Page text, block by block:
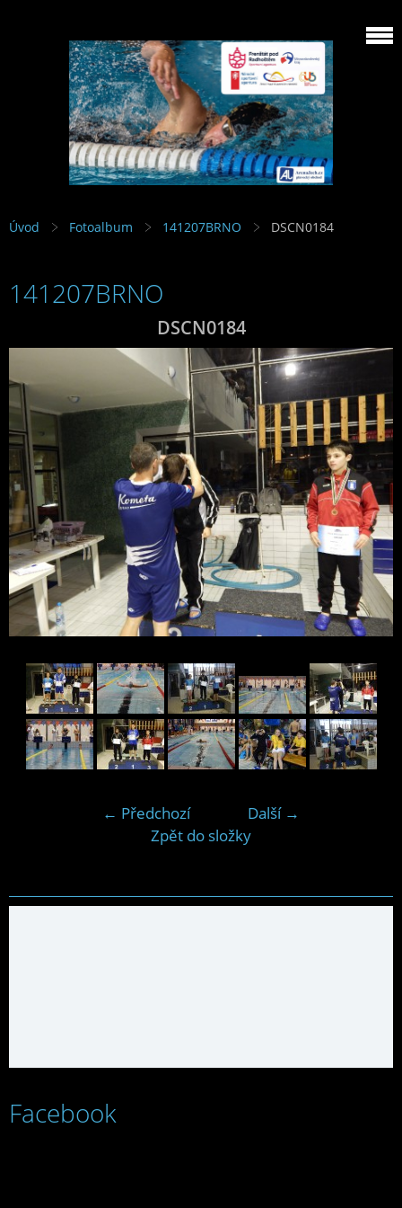
Úvod Fotoalbum 141207BRNO DSCN0184
141207BRNO
DSCN0184
← Předchozí
Další →
Zpět do složky
Facebook